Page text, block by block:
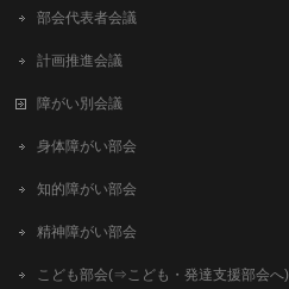
部会代表者会議
計画推進会議
障がい別会議
身体障がい部会
知的障がい部会
精神障がい部会
こども部会(⇒こども・発達支援部会へ)